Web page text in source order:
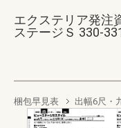
エクステリア発
ステージＳ 330-
梱包早見表 出幅6尺・